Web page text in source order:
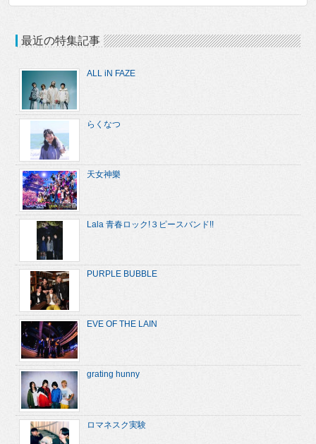
最近の特集記事
ALL iN FAZE
らくなつ
天女神樂
Lala 青春ロック!３ピースバンド!!
PURPLE BUBBLE
EVE OF THE LAIN
grating hunny
ロマネスク実験